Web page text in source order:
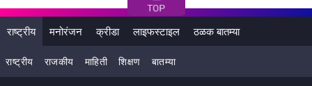
— ANI (@ANI)May 15, 2023
मदर जहाज हे एक मोठे समुद्री जहाज आहे. मोठ्या प्रमाणात अमली पदार्थांची
वाहतूक करण्यासाठी या जहाजाचा वापर केला जातो. ही कारवाई करण्यासाठी
एनसीबी टीमने आधी माहिती गोळा केली आणि नंतर ती भारतीय नौदलाला
राष्ट्रीय मनोरंजन क्रीडा लाइफस्टाइल ठळक बातम्या
राष्ट्रीय राजकीय माहिती शिक्षण बातम्या